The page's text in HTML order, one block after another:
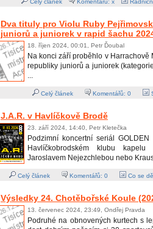
Celý článek Komentářů: x
Dva tituly pro Violu Ruby
juniorů a juniorek v rapid šachu
18. říjen 2024, 00:01, Petr Ďoubal
Na konci září proběhlo v Harrachově
republiky juniorů a juniorek
...
Celý článek Komentářů: 0
J.A.R. v Havlíčkově Brodě
23. září 2024, 14:40, Petr Kletečka
Podzimní koncertní seriál
Havlíčkobrodském klubu
Jaroslavem Nejezchlebou nebo
Celý článek Komentářů: 0 Co se
Výsledky 24. Chotěbořské Koule
13. červenec 2024, 23:49, Ondřej Pravda
Podruhé na obnovených kurtech s